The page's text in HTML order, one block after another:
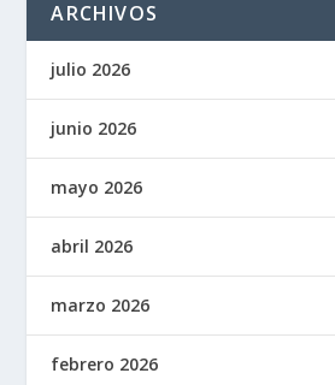
ARCHIVOS
julio 2026
junio 2026
mayo 2026
abril 2026
marzo 2026
febrero 2026